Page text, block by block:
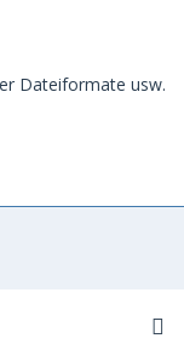
Dateiformate usw.